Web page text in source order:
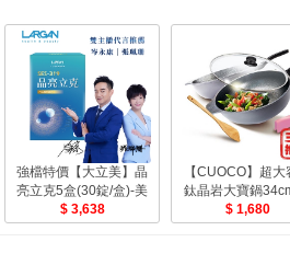
強檔特價【大立美】晶
亮立克5盒(30錠/盒)-美
3,638
【CUOCO】超大
鈦晶岩大寶鍋
蓋+木鏟+隔熱夾)-
1,680